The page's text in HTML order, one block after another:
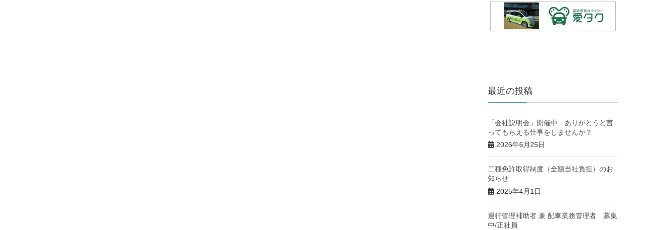
最近の投稿
「会社説明会」開催中 ありがとうと言
ってもらえる仕事をしませんか？
2026年6月25日
二種免許取得制度（全額当社負担）のお
知らせ
2025年4月1日
運行管理補助者 兼 配車業務管理者 募集
中/正社員